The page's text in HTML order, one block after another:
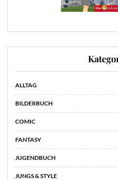
ALLTAG
BILDERBUCH
COMIC
FANTASY
JUGENDBUCH
JUNGS & STYLE